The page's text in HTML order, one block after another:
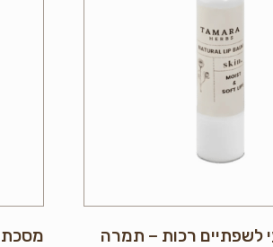
לשפתיים רכות – תמרה
מסכת